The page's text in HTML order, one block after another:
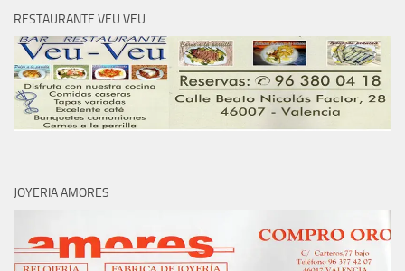
RESTAURANTE VEU VEU
JOYERIA AMORES